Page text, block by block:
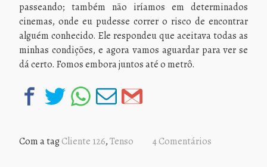
passeando; também não iríamos em determinados
cinemas, onde eu pudesse correr o risco de encontrar
alguém conhecido. Ele respondeu que aceitava todas as
minhas condições, e agora vamos aguardar para ver se
dá certo. Fomos embora juntos até o metrô.
Com a tagCliente 126,Tenso 4 Comentários